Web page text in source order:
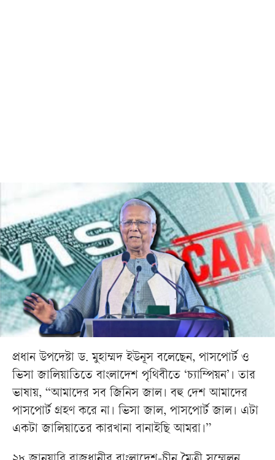
প্রধান উপদেষ্টা ড. মুহাম্মদ ইউনূস বলেছেন, পাসপোর্ট ও
ভিসা জালিয়াতিতে বাংলাদেশ পৃথিবীতে ‘চ্যাম্পিয়ন’। তার
ভাষায়, “আমাদের সব জিনিস জাল। বহু দেশ আমাদের
পাসপোর্ট গ্রহণ করে না। ভিসা জাল, পাসপোর্ট জাল। এটা
একটা জালিয়াতের কারখানা বানাইছি আমরা।”